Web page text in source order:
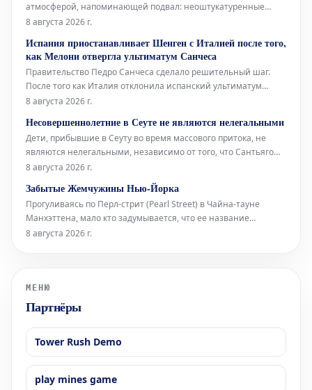
атмосферой, напоминающей подвал: неоштукатуренные
стены, высоко расположенные окна и видимые трубы, словно
окружении норвежский звуковой художник Торбен Лайб
представляет свою ин
8 августа 2026 г.
Испания приостанавливает Шенген с Италией после того,
как Мелони отвергла ультиматум Санчеса
Правительство Педро Санчеса сделало решительный шаг.
После того как Италия отклонила испанский ультиматум
относительно пограничного контроля для испанских граждан
72 000 мигрантов в Сеуту неделю назад), испанское
правительство приняло от
8 августа 2026 г.
Несовершеннолетние в Сеуте не являются нелегальными
Дети, прибывшие в Сеуту во время массового притока, не
являются нелегальными, независимо от того, что Сантьяго
Абаскаль называет их «захватчиками», а соглашения между
границы поднимает вопросы об испанских спецслужбах,
степени лояльности сот
8 августа 2026 г.
Забытые Жемчужины Нью-Йорка
Прогуливаясь по Перл-стрит (Pearl Street) в Чайна-тауне
Манхэттена, мало кто задумывается, что ее название
указывает на первоначальную береговую линию Ист-Ривер
8 августа 2026 г.
МЕНЮ
Партнёры
Tower Rush Demo
play mines game